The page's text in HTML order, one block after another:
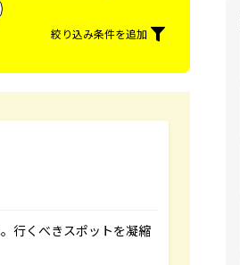
絞り込み条件を追加
行くべきスポットを凝縮